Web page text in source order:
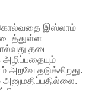
கொல்வதை இஸ்லாம்
தடை
அறவே தடுக்கிறது.